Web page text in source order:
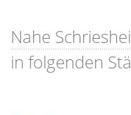
Nahe
in folgenden